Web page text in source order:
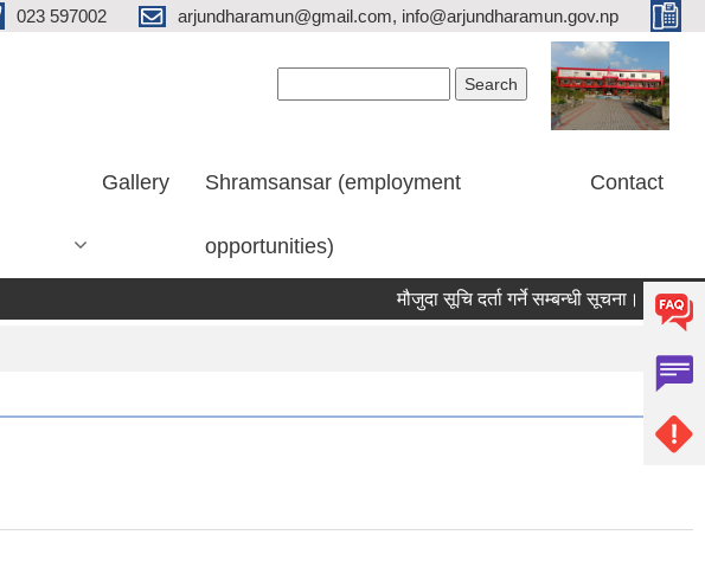
023 597002 arjundharamun@gmail.com, info@arjundharamun.gov.np
Gallery Shramsansar (employment
opportunities)
Contact
मौजुदा सूचि दर्ता गर्ने सम्बन्धी सूचना। विश्व